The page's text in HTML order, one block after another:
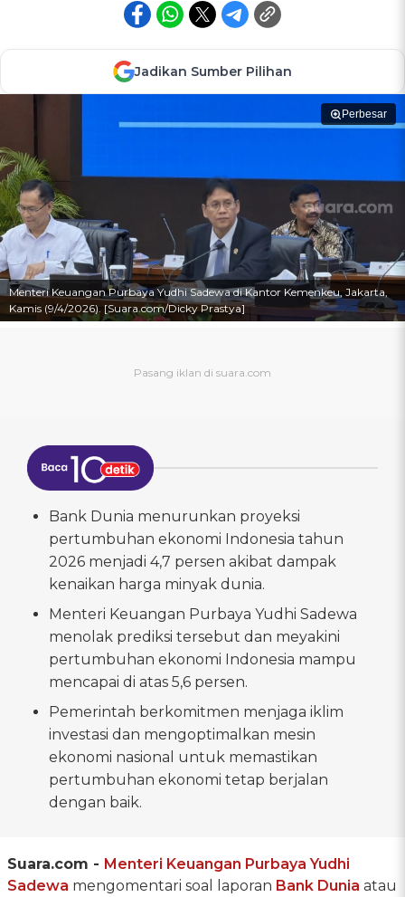
Jadikan Sumber Pilihan
Perbesar
Menteri Keuangan Purbaya Yudhi Sadewa di Kantor Kemenkeu, Jakarta,
Kamis (9/4/2026). [Suara.com/Dicky Prastya]
Bank Dunia menurunkan proyeksi
pertumbuhan ekonomi Indonesia tahun
2026 menjadi 4,7 persen akibat dampak
kenaikan harga minyak dunia.
Menteri Keuangan Purbaya Yudhi Sadewa
menolak prediksi tersebut dan meyakini
pertumbuhan ekonomi Indonesia mampu
mencapai di atas 5,6 persen.
Pemerintah berkomitmen menjaga iklim
investasi dan mengoptimalkan mesin
ekonomi nasional untuk memastikan
pertumbuhan ekonomi tetap berjalan
dengan baik.
Suara.com - Menteri Keuangan Purbaya Yudhi
Sadewa mengomentari soal laporan Bank Dunia atau